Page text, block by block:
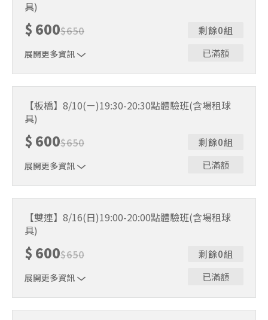
人數未達開班門檻，或因天候不佳無法如期舉行，POA將視
情況安排延期或併班處理。 ⚠️ 報名完成後，如因天候因素
無法上課，僅提供課程延期選項，恕不退費，請參閱【報名
與課程異動規則】。報名後視為您已同意上述規則。
具)
$ 600$650
展開更多資訊
剩餘0組
已滿額
制。歡迎邀請親友一同報名參加，享受團體運動樂趣！ 如
人數未達開班門檻，或因天候不佳無法如期舉行，POA將視
情況安排延期或併班處理。 ⚠️ 報名完成後，如因天候因素
無法上課，僅提供課程延期選項，恕不退費，請參閱【報名
與課程異動規則】。報名後視為您已同意上述規則。
【板橋】8/10(ㄧ)19:30-20:30點體驗班(含場租球
具)
$ 600$650
展開更多資訊
剩餘0組
已滿額
制。歡迎邀請親友一同報名參加，享受團體運動樂趣！ 如
人數未達開班門檻，或因天候不佳無法如期舉行，POA將視
情況安排延期或併班處理。 ⚠️ 報名完成後，如因天候因素
無法上課，僅提供課程延期選項，恕不退費，請參閱【報名
與課程異動規則】。報名後視為您已同意上述規則。
【雙連】8/16(日)19:00-20:00點體驗班(含場租球
具)
$ 600$650
展開更多資訊
剩餘0組
已滿額